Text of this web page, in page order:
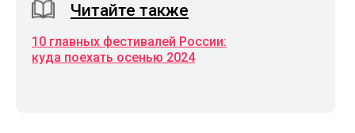
Читайте также
10 главных фестивалей России:
куда поехать осенью 2024